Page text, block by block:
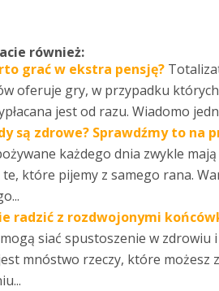
również:
grać w ekstra pensję?
oferuje gry, w przypadku
jest od razu. Wiadomo
są zdrowe? Sprawdźmy to na
każdego dnia zwykle
te, które pijemy z samego rana.
radzić z rozdwojonymi
siać spustoszenie w zdrowiu i
mnóstwo rzeczy, które możesz